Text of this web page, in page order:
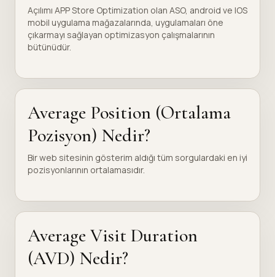
Açılımı APP Store Optimization olan ASO, android ve IOS
mobil uygulama mağazalarında, uygulamaları öne
çıkarmayı sağlayan optimizasyon çalışmalarının
bütünüdür.
Average Position (Ortalama
Pozisyon) Nedir?
Bir web sitesinin gösterim aldığı tüm sorgulardaki en iyi
pozisyonlarının ortalamasıdır.
Average Visit Duration
(AVD) Nedir?